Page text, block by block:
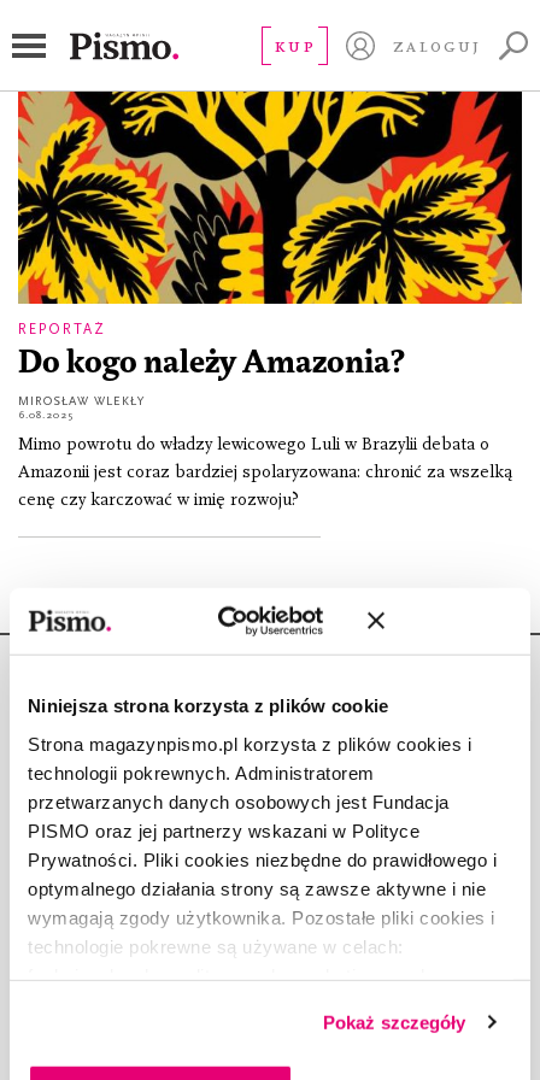
Niniejsza strona korzysta z plików cookie
Strona magazynpismo.pl korzysta z plików cookies i
technologii pokrewnych. Administratorem
przetwarzanych danych osobowych jest Fundacja
PISMO oraz jej partnerzy wskazani w Polityce
Prywatności. Pliki cookies niezbędne do prawidłowego i
optymalnego działania strony są zawsze aktywne i nie
wymagają zgody użytkownika. Pozostałe pliki cookies i
technologie pokrewne są używane w celach:
dobrowolną zgodę na pliki cookies i technologie
pokrewne, zgadzasz się na przechowywanie informacji
Pokaż szczegóły
KUP ZALOGUJ
REPORTAŻ
Do kogo należy Amazonia?
MIROSŁAW WLEKŁY
6.08.2025
Mimo powrotu do władzy lewicowego Luli w Brazylii debata o
Amazonii jest coraz bardziej spolaryzowana: chronić za wszelką
cenę czy karczować w imię rozwoju?
Copyright © Fundacja Pismo
O „PIŚMIE”
ABOUT PISMO
FACT-CHECKING W „PIŚMIE”